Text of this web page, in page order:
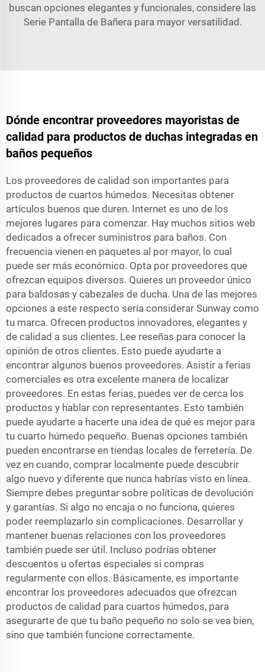
buscan opciones elegantes y funcionales, considere las
Serie Pantalla de Bañera para mayor versatilidad.
Dónde encontrar proveedores mayoristas de
calidad para productos de duchas integradas en
baños pequeños
Los proveedores de calidad son importantes para
productos de cuartos húmedos. Necesitas obtener
artículos buenos que duren. Internet es uno de los
mejores lugares para comenzar. Hay muchos sitios web
dedicados a ofrecer suministros para baños. Con
frecuencia vienen en paquetes al por mayor, lo cual
puede ser más económico. Opta por proveedores que
ofrezcan equipos diversos. Quieres un proveedor único
para baldosas y cabezales de ducha. Una de las mejores
opciones a este respecto sería considerar Sunway como
tu marca. Ofrecen productos innovadores, elegantes y
de calidad a sus clientes. Lee reseñas para conocer la
opinión de otros clientes. Esto puede ayudarte a
encontrar algunos buenos proveedores. Asistir a ferias
comerciales es otra excelente manera de localizar
proveedores. En estas ferias, puedes ver de cerca los
productos y hablar con representantes. Esto también
puede ayudarte a hacerte una idea de qué es mejor para
tu cuarto húmedo pequeño. Buenas opciones también
pueden encontrarse en tiendas locales de ferretería. De
vez en cuando, comprar localmente puede descubrir
algo nuevo y diferente que nunca habrías visto en línea.
Siempre debes preguntar sobre políticas de devolución
y garantías. Si algo no encaja o no funciona, quieres
poder reemplazarlo sin complicaciones. Desarrollar y
mantener buenas relaciones con los proveedores
también puede ser útil. Incluso podrías obtener
descuentos u ofertas especiales si compras
regularmente con ellos. Básicamente, es importante
encontrar los proveedores adecuados que ofrezcan
productos de calidad para cuartos húmedos, para
asegurarte de que tu baño pequeño no solo se vea bien,
sino que también funcione correctamente.